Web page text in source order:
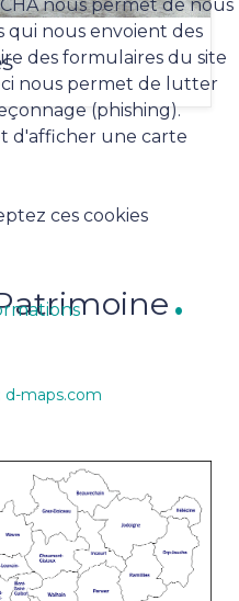
d-maps.com
nous permet de nous
qui nous envoient des
des formulaires du site
nous permet de lutter
(phishing).
d'afficher une carte
ces cookies